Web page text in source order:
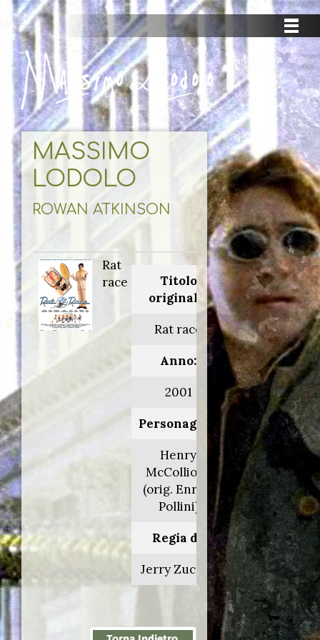
MASSIMO
LODOLO
ROWAN ATKINSON
Rat
race
Titolo
originale:
Rat race
Anno:
2001
Personaggio:
Henry
McCollions
(orig. Enrico
Pollini)
Regia di:
Jerry Zucker